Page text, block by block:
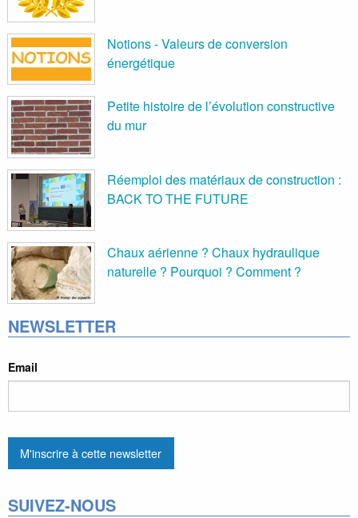
Notions - Valeurs de conversion
énergétique
Petite histoire de l’évolution constructive
du mur
Réemploi des matériaux de construction :
BACK TO THE FUTURE
Chaux aérienne ? Chaux hydraulique
naturelle ? Pourquoi ? Comment ?
NEWSLETTER
Email
SUIVEZ-NOUS